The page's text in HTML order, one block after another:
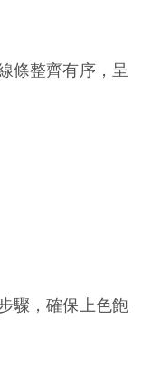
條整齊有序，呈
驟，確保上色飽